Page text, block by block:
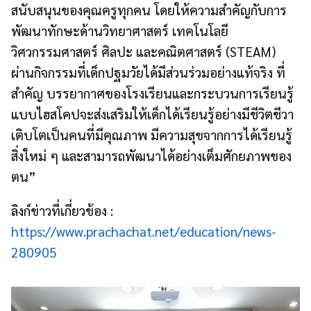
สนับสนุนของคุณครูทุกคน โดยให้ความสำคัญกับการ
พัฒนาทักษะด้านวิทยาศาสตร์ เทคโนโลยี
วิศวกรรมศาสตร์ ศิลปะ และคณิตศาสตร์ (STEAM)
ผ่านกิจกรรมที่เด็กปฐมวัยได้มีส่วนร่วมอย่างแท้จริง ที่
สำคัญ บรรยากาศของโรงเรียนและกระบวนการเรียนรู้
แบบไฮสโคปจะส่งเสริมให้เด็กได้เรียนรู้อย่างมีชีวิตชีวา
เติบโตเป็นคนที่มีคุณภาพ มีความสุขจากการได้เรียนรู้
สิ่งใหม่ ๆ และสามารถพัฒนาได้อย่างเต็มศักยภาพของ
ตน”
ลิงก์ข่าวที่เกี่ยวข้อง :
https://www.prachachat.net/education/news-
280905